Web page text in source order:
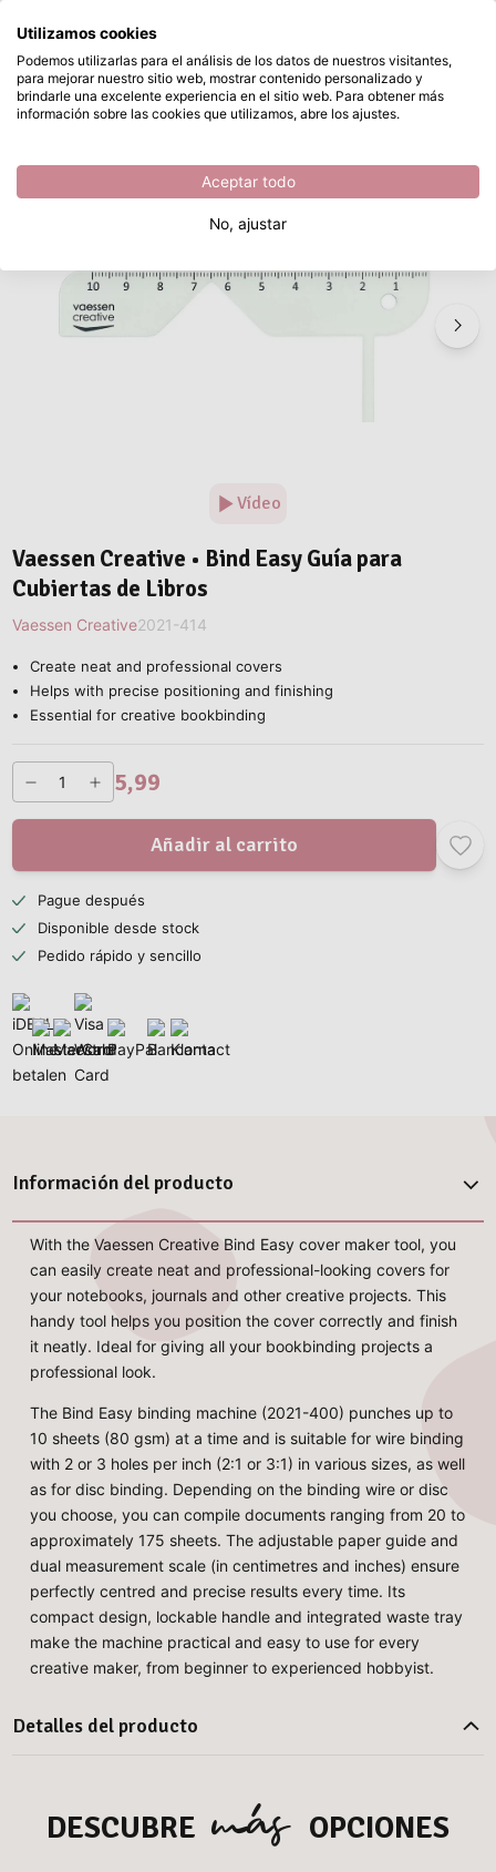
Saltar al contenido principal
Disponible desde stock Vaessen Creative • Bind Easy Guía para Cubiertas de Libros
/ Vaessen Creative /
Vídeo
Vaessen Creative • Bind Easy Guía para
Cubiertas de Libros
Vaessen Creative2021-414
Create neat and professional covers
Helps with precise positioning and finishing
Essential for creative bookbinding
5,99
Añadir al carrito
Pague después
Disponible desde stock
Pedido rápido y sencillo
Información del producto
With the Vaessen Creative Bind Easy cover maker tool, you
can easily create neat and professional-looking covers for
your notebooks, journals and other creative projects. This
handy tool helps you position the cover correctly and finish
it neatly. Ideal for giving all your bookbinding projects a
professional look.
The Bind Easy binding machine (2021-400) punches up to
10 sheets (80 gsm) at a time and is suitable for wire binding
with 2 or 3 holes per inch (2:1 or 3:1) in various sizes, as well
as for disc binding. Depending on the binding wire or disc
you choose, you can compile documents ranging from 20 to
approximately 175 sheets. The adjustable paper guide and
dual measurement scale (in centimetres and inches) ensure
perfectly centred and precise results every time. Its
compact design, lockable handle and integrated waste tray
make the machine practical and easy to use for every
creative maker, from beginner to experienced hobbyist.
Detalles del producto
DESCUBRE más OPCIONES
¿Qué estás buscando?
Utilizamos cookies
Podemos utilizarlas para el análisis de los datos de nuestros visitantes,
para mejorar nuestro sitio web, mostrar contenido personalizado y
brindarle una excelente experiencia en el sitio web. Para obtener más
información sobre las cookies que utilizamos, abre los ajustes.
Aceptar todo
No, ajustar